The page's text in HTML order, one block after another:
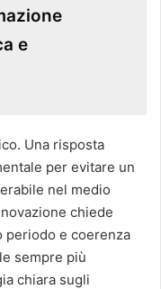
e
Una risposta
per evitare un
nel medio
chiede
periodo e coerenza
sempre più
chiara sugli